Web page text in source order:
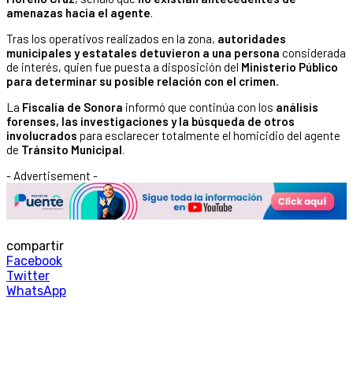
amenazas hacia el agente.
Tras los operativos realizados en la zona, autoridades
municipales y estatales detuvieron a una persona considerada
de interés, quien fue puesta a disposición del Ministerio Público
para determinar su posible relación con el crimen.
La Fiscalía de Sonora informó que continúa con los análisis
forenses, las investigaciones y la búsqueda de otros
involucrados para esclarecer totalmente el homicidio del agente
de Tránsito Municipal.
- Advertisement -
compartir
Facebook
Twitter
WhatsApp